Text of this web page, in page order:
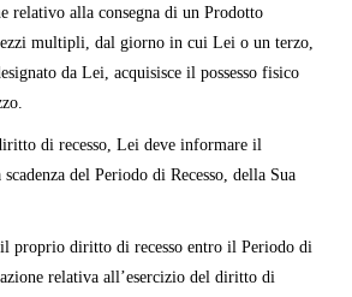
relativo alla consegna di un Prodotto
multipli, dal giorno in cui Lei o un terzo,
da Lei, acquisisce il possesso fisico
di recesso, Lei deve informare il
del Periodo di Recesso, della Sua
proprio diritto di recesso entro il Periodo di
relativa all’esercizio del diritto di